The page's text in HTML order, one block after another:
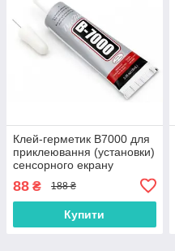
Клей-герметик B7000 для
приклеювання (установки)
сенсорного екрану
(модуля) 15 мл
88 ₴ 188 ₴
Купити